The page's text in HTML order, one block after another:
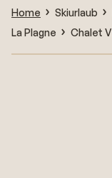
Home Skiurlaub
La Plagne
Chalet